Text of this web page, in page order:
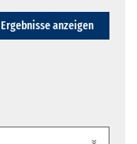
Ergebnisse anzeigen